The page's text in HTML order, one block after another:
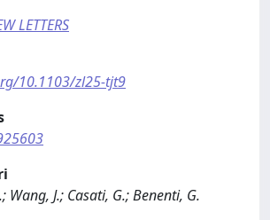
LETTERS
10.1103/zl25-tjt9
Wang, J.; Casati, G.; Benenti, G.